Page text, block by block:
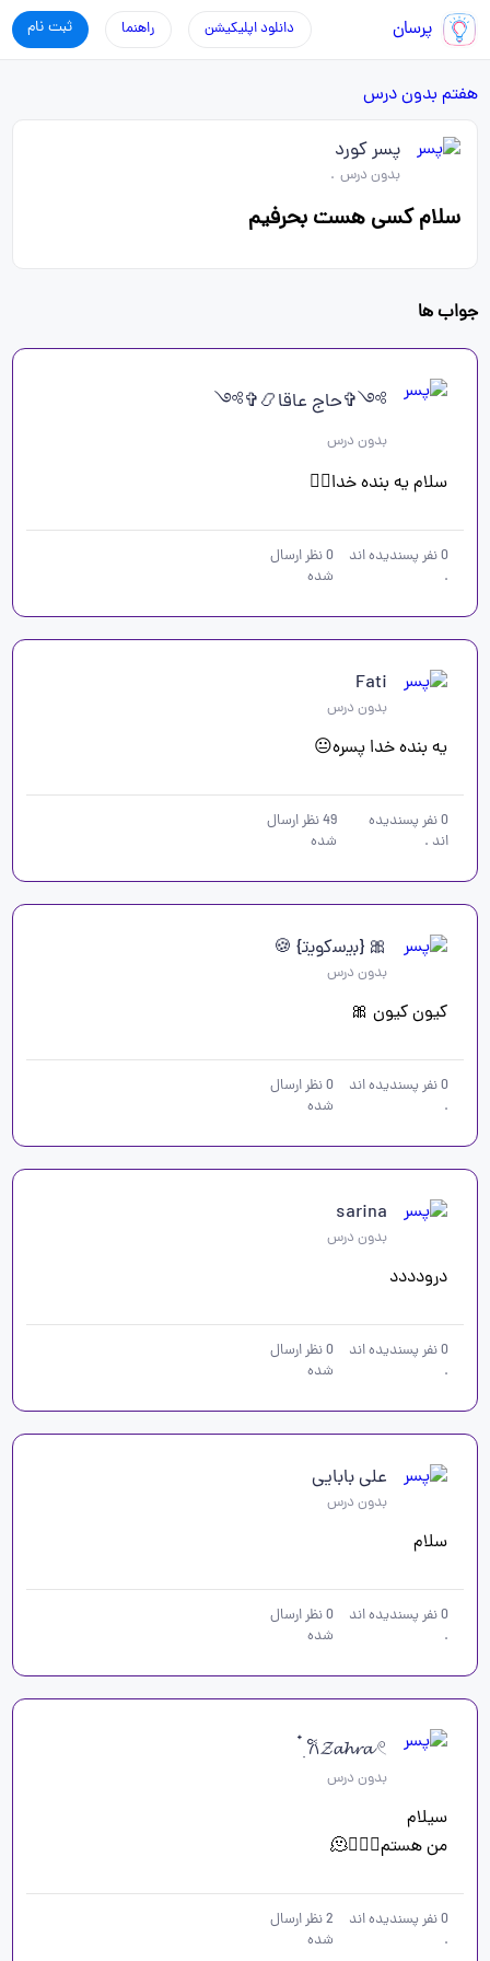
پرسان ثبت نام راهنما دانلود اپلیکیشن
هفتم بدون درس
پسر کورد
بدون درس .
سلام کسی هست بحرفیم
جواب ها
༻✞حاج عاقا📿✞༻
بدون درس
سلام یه بنده خدا✋🏻
0نفر پسندیده اند
.
0نظر ارسال
شده
Fati
بدون درس
یه بنده خدا پسره😐
0نفر پسندیده
اند .
49نظر ارسال
شده
🎀 {ب‍‌ی‍‌س‍‌ک‍‌وی‍‌ت‍‌} 🍪
بدون درس
کیون کیون 🎀
0نفر پسندیده اند
.
0نظر ارسال
شده
sarina
بدون درس
درودددد
0نفر پسندیده اند
.
0نظر ارسال
شده
علی بابایی
بدون درس
سلام
0نفر پسندیده اند
.
0نظر ارسال
شده
𐙚𝓩𝓪𝓱𝓻𝓪 𓏲 ๋࣭
بدون درس
من هستم🙆🏻‍♀️🫠
0نفر پسندیده اند
.
2نظر ارسال
شده